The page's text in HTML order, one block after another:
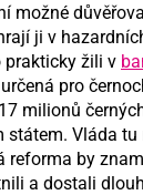
možné
ji v
prakticky žili v
pro
milionů
státem. Vláda
reforma by
a dostali